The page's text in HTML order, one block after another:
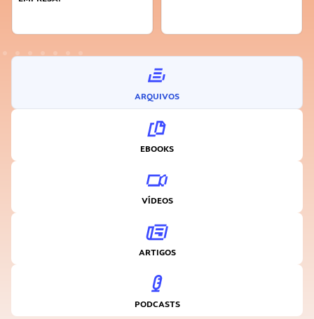
ARQUIVOS
EBOOKS
VÍDEOS
ARTIGOS
PODCASTS